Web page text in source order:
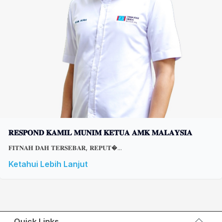
𝐑𝐄𝐒𝐏𝐎𝐍𝐃 𝐊𝐀𝐌𝐈𝐋 𝐌𝐔𝐍𝐈𝐌 𝐊𝐄𝐓𝐔𝐀 𝐀𝐌𝐊 𝐌𝐀𝐋𝐀𝐘𝐒𝐈𝐀
𝐅𝐈𝐓𝐍𝐀𝐇 𝐃𝐀𝐇 𝐓𝐄𝐑𝐒𝐄𝐁𝐀𝐑, 𝐑𝐄𝐏𝐔𝐓�...
Ketahui Lebih Lanjut